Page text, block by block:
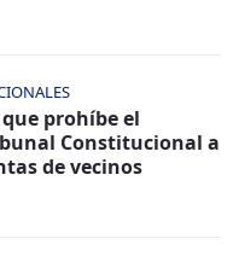
que prohíbe el
Constitucional a
de vecinos